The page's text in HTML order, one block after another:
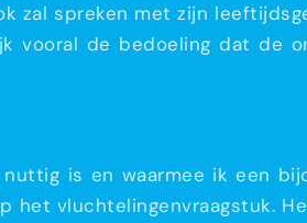
zal spreken met zijn
de bedoeling dat de
is en waarmee ik een
het vluchtelingenvraagstuk.